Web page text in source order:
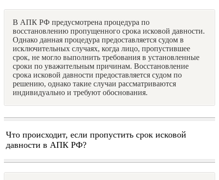
В АПК РФ предусмотрена процедура по
восстановлению пропущенного срока исковой давности.
Однако данная процедура предоставляется судом в
исключительных случаях, когда лицо, пропустившее
срок, не могло выполнить требования в установленные
сроки по уважительным причинам. Восстановление
срока исковой давности предоставляется судом по
решению, однако такие случаи рассматриваются
индивидуально и требуют обоснования.
Что происходит, если пропустить срок исковой
давности в АПК РФ?